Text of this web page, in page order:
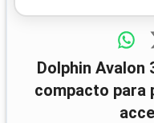
Dolphin Avalon 30: robot limpiafondos
compacto para